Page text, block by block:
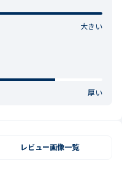
大きい
厚い
レビュー画像一覧